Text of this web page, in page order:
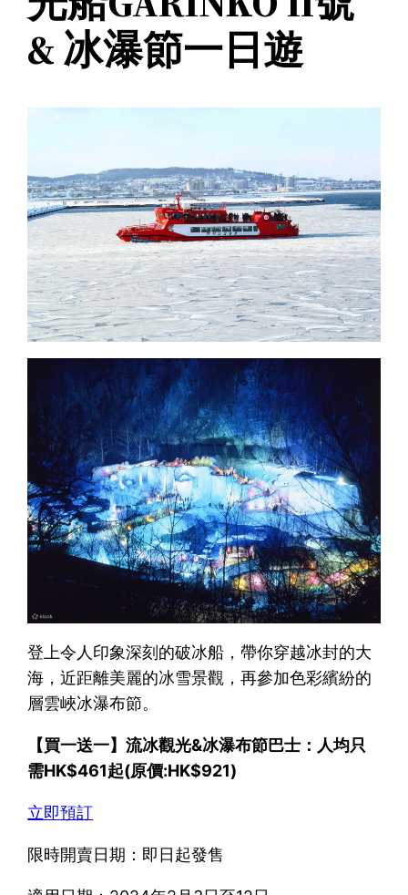
& 冰瀑節一日遊
登上令人印象深刻的破冰船，帶你穿越冰封的大
海，近距離美麗的冰雪景觀，再參加色彩繽紛的
層雲峽冰瀑布節。
【買一送一】流冰觀光&冰瀑布節巴士：人均只
需HK$461起(原價:HK$921)
立即預訂
限時開賣日期：即日起發售